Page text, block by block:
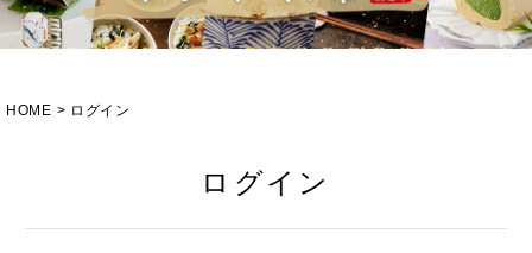
HOME ログイン
ログイン